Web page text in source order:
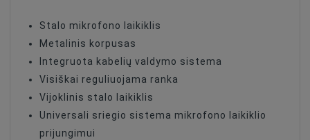
Stalo mikrofono laikiklis
Metalinis korpusas
Integruota kabelių valdymo sistema
Visiškai reguliuojama ranka
Vijoklinis stalo laikiklis
Universali sriegio sistema mikrofono laikiklio
prijungimui